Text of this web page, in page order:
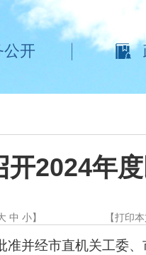
公开
2024年
中 小】 【打印本
并经市直机关工委